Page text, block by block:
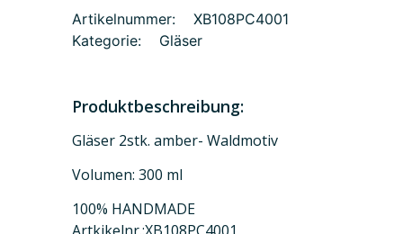
Artikelnummer: XB108PC4001
Kategorie:
Gläser
Produktbeschreibung:
Gläser 2stk. amber- Waldmotiv
Volumen: 300 ml
100% HANDMADE